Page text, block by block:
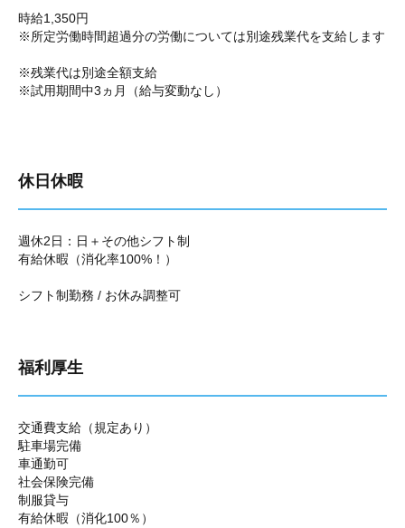
時給1,350円
※所定労働時間超過分の労働については別途残業代を支給します
※残業代は別途全額支給
※試用期間中3ヵ月（給与変動なし）
休日休暇
週休2日：日＋その他シフト制
有給休暇（消化率100%！）
シフト制勤務 / お休み調整可
福利厚生
交通費支給（規定あり）
駐車場完備
車通勤可
社会保険完備
制服貸与
有給休暇（消化100％）